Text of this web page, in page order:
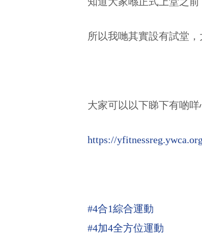
所以我哋其實設有試堂
大家可以以下睇下有啲
https://
#4合1綜合運動
#4加4全方位運動